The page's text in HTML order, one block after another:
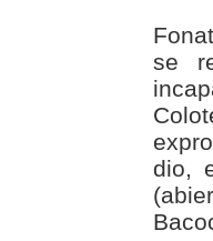
se
dio,